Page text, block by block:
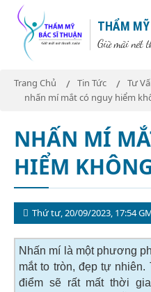
THẨM
Giữ mãi nét
Trang Chủ Tin Tức
Tư
nhấn mí mắt có nguy hiểm
NHẤN MÍ
HIỂM
Thứ tư, 20/09/2023, 17:54
Nhấn mí là một phương
mắt to tròn, đẹp tự
điểm sẽ rất mất thời